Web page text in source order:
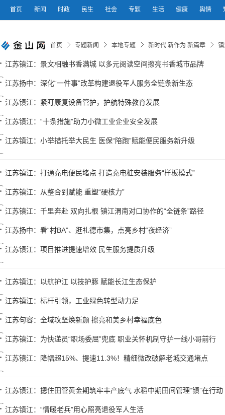
首页 新闻 时政 民生 社会 专题 生活 健康 舆情
首页 专题新闻 本地专题 新时代 新作为 新篇章
江苏镇江：景文相融书香满城 以多元阅读空间擦亮书香城市品牌
江苏扬中：深化“一件事”改革构建退役军人服务全链条新生态
江苏镇江：紧盯康复设备管护，护航特殊教育发展
江苏镇江：“十条措施”助力小微工业企业安全发展
江苏镇江：小举措托举大民生 医保“陪跑”赋能便民服务新升级
江苏镇江：打通充电便民堵点 打造充电桩安装服务“样板模式”
江苏镇江：从整合到赋能 重塑“硬核力”
江苏镇江：千里奔赴 双向扎根 镇江渭南对口协作的“全链条”路径
江苏扬中：看“村BA”、逛礼德市集，点亮乡村“夜经济”
江苏镇江：项目推进提速增效 民生服务提质升级
江苏镇江：以航护江 以技护豚 赋能长江生态保护
江苏镇江：标杆引领，工业绿色转型动力足
江苏句容：全域攻坚焕新颜 擦亮和美乡村幸福底色
江苏镇江：为快递员“职场委屈”兜底 职业关怀机制守护一线小哥前行
江苏镇江：降幅超15%、提速11.3%！精细微改破解老城交通堵点
江苏镇江：摁住田管黄金期筑牢丰产底气 水稻中期田间管理“镇”在行动
江苏镇江：“情暖老兵”用心照亮退役军人生活